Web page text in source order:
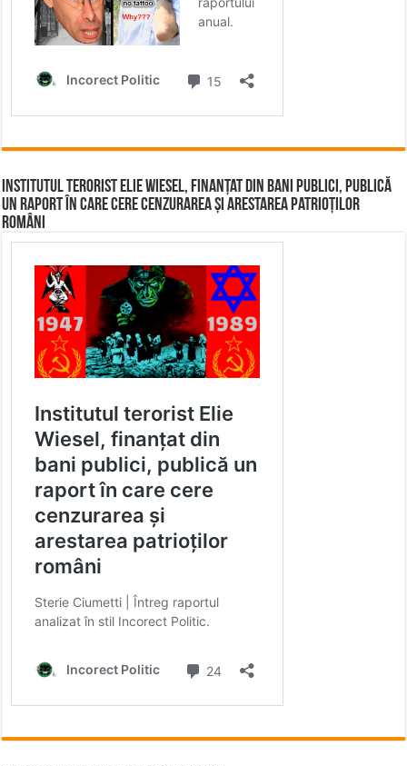
Institutul terorist Elie Wiesel, finanțat din bani publici, publică
un raport în care cere cenzurarea și arestarea patrioților
români